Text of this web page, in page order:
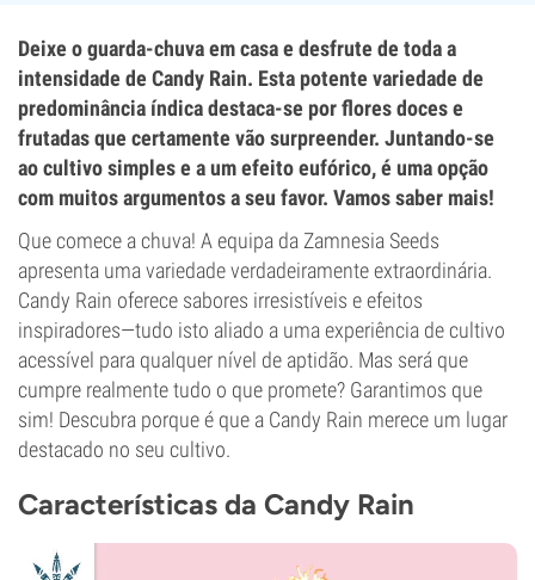
Deixe o guarda-chuva em casa e desfrute de toda a
intensidade de Candy Rain. Esta potente variedade de
predominância índica destaca-se por flores doces e
frutadas que certamente vão surpreender. Juntando-se
ao cultivo simples e a um efeito eufórico, é uma opção
com muitos argumentos a seu favor. Vamos saber mais!
Que comece a chuva! A equipa da Zamnesia Seeds
apresenta uma variedade verdadeiramente extraordinária.
Candy Rain oferece sabores irresistíveis e efeitos
inspiradores—tudo isto aliado a uma experiência de cultivo
acessível para qualquer nível de aptidão. Mas será que
cumpre realmente tudo o que promete? Garantimos que
sim! Descubra porque é que a Candy Rain merece um lugar
destacado no seu cultivo.
Características da Candy Rain